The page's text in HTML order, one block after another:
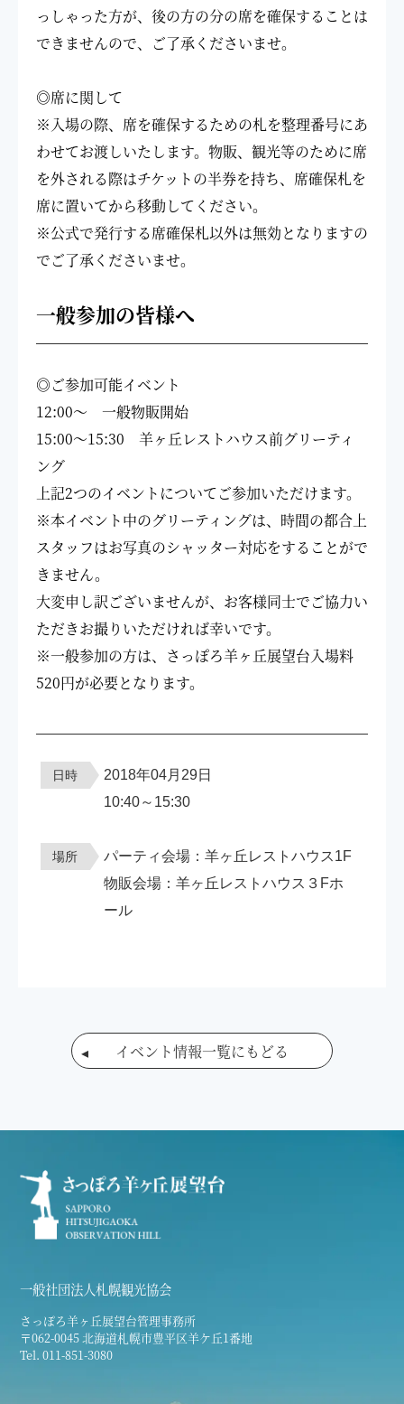
っしゃった方が、後の方の分の席を確保することは
できませんので、ご了承くださいませ。
◎席に関して
※入場の際、席を確保するための札を整理番号にあ
わせてお渡しいたします。 物販、観光等のために席
を外される際はチケットの半券を持ち、席確保札を
席に置いてから移動してください。
※公式で発行する席確保札以外は無効となりますの
でご了承くださいませ。
一般参加の皆様へ
◎ご参加可能イベント
12:00～ 一般物販開始
15:00～15:30 羊ヶ丘レストハウス前グリーティ
ング
上記2つのイベントについてご参加いただけます。
※本イベント中のグリーティングは、時間の都合上
スタッフはお写真のシャッター対応をすることがで
きません。
大変申し訳ございませんが、 お客様同士でご協力い
ただきお撮りいただければ幸いです。
※一般参加の方は、さっぽろ羊ヶ丘展望台入場料
520円が必要となります。
日時
2018年04月29日
10:40～15:30
場所
パーティ会場：羊ヶ丘レストハウス1F
物販会場：羊ヶ丘レストハウス３Fホ
ール
イベント情報一覧にもどる
一般社団法人札幌観光協会
さっぽろ羊ヶ丘展望台管理事務所
〒062-0045 北海道札幌市豊平区羊ケ丘1番地
Tel. 011-851-3080